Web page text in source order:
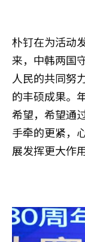
朴钉在为活动
来，中韩两国
人民的共同努
的丰硕成果。
希望，希望通
手牵的更紧，
展发挥更大作用